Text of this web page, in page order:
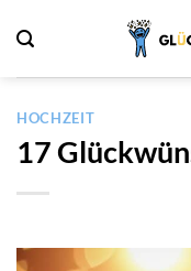
Inhalt
springen
HOCHZEIT
17